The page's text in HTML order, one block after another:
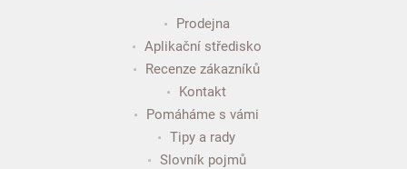
Prodejna
Aplikační středisko
Recenze zákazníků
Kontakt
Pomáháme s vámi
Tipy a rady
Slovník pojmů